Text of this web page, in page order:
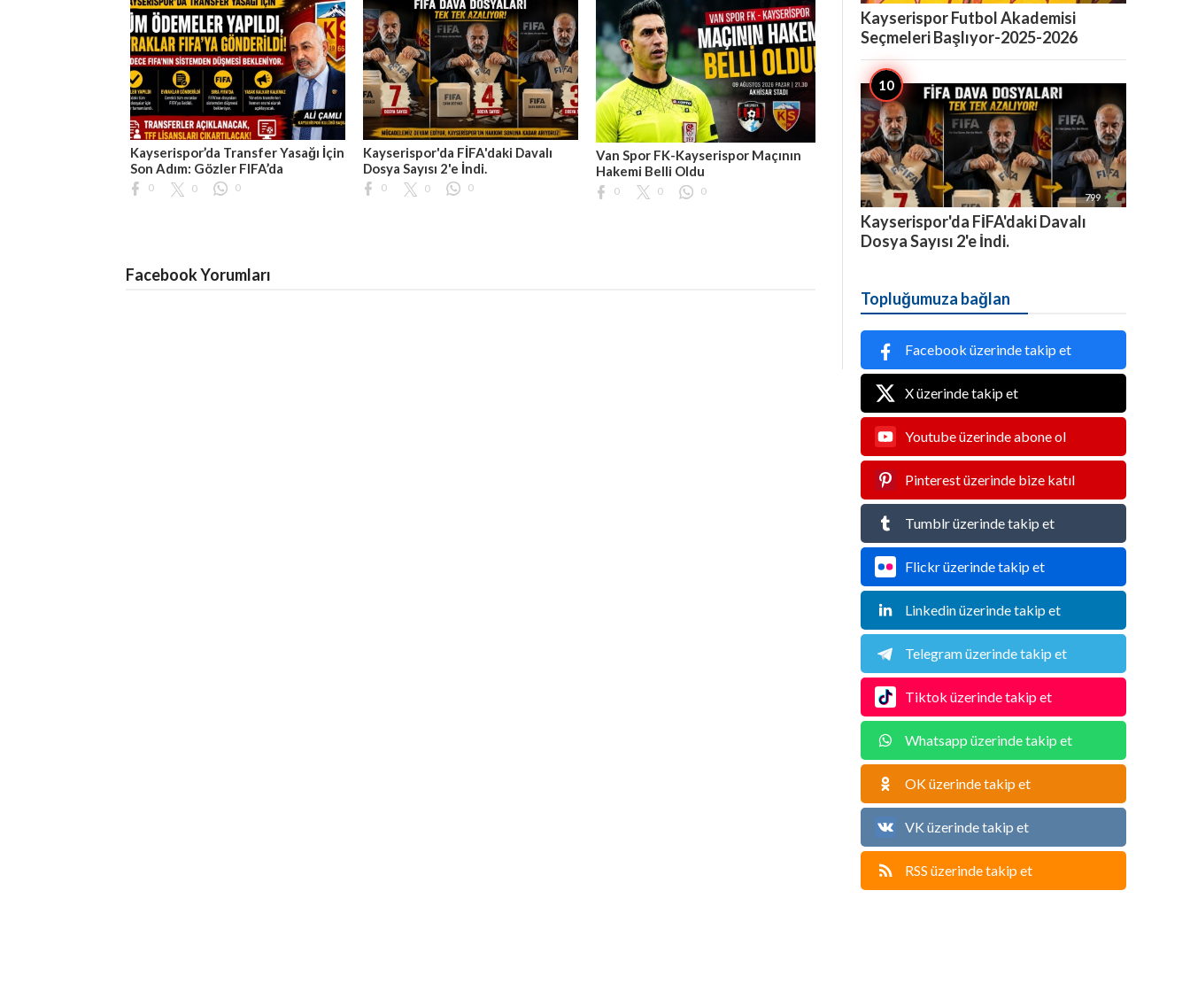
Kayserispor’da Transfer Yasağı İçin
Son Adım: Gözler FIFA’da
0 0 0
Kayserispor'da FİFA'daki Davalı
Dosya Sayısı 2'e İndi.
0 0 0
Van Spor FK-Kayserispor Maçının
Hakemi Belli Oldu
0 0 0
Facebook Yorumları
Kayserispor Futbol Akademisi
Seçmeleri Başlıyor-2025-2026
799 
Kayserispor'da FİFA'daki Davalı
Dosya Sayısı 2'e İndi.
Topluğumuza bağlan
Facebook üzerinde takip et
X üzerinde takip et
Youtube üzerinde abone ol
Pinterest üzerinde bize katıl
Tumblr üzerinde takip et
Flickr üzerinde takip et
Linkedin üzerinde takip et
Telegram üzerinde takip et
Tiktok üzerinde takip et
Whatsapp üzerinde takip et
OK üzerinde takip et
VK üzerinde takip et
RSS üzerinde takip et